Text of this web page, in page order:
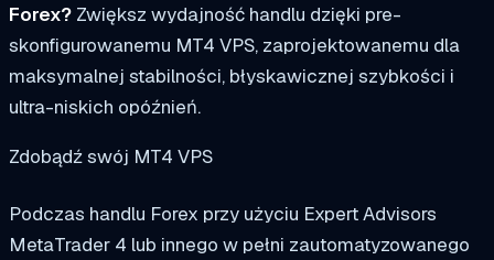
Forex? Zwiększ wydajność handlu dzięki pre-
skonfigurowanemu MT4 VPS, zaprojektowanemu dla
maksymalnej stabilności, błyskawicznej szybkości i
ultra-niskich opóźnień.
Zdobądź swój MT4 VPS
Podczas handlu Forex przy użyciu Expert Advisors
MetaTrader 4 lub innego w pełni zautomatyzowanego